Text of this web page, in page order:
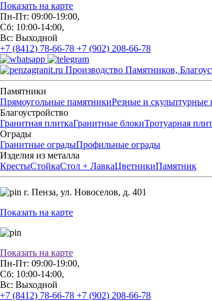
Показать на карте
Пн-Пт: 09:00-19:00,
Сб: 10:00-14:00,
Вс: Выходной
+7 (8412) 78-66-78 +7 (902) 208-66-78
Производство Памятников,
Памятники
Прямоугольные памятникиРезные и скульптурные
Благоустройство
Гранитная плиткаГранитные блокиТротуарная
Ограды
Гранитные оградыПрофильные ограды
Изделия из металла
КрестыСтойкаСтол + ЛавкаЦветникиПамятник
г. Пенза, ул. Новоселов, д. 401
Показать на карте
Показать на карте
Пн-Пт: 09:00-19:00,
Сб: 10:00-14:00,
Вс: Выходной
+7 (8412) 78-66-78 +7 (902) 208-66-78